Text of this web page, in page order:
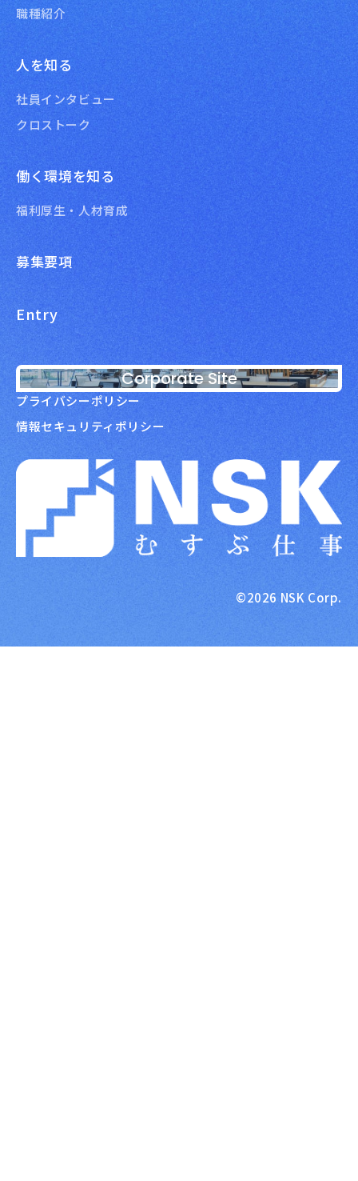
職種紹介
人を知る
社員インタビュー
クロストーク
働く環境を知る
福利厚生・人材育成
募集要項
Entry
Corporate Site
プライバシーポリシー
情報セキュリティポリシー
©2026 NSK Corp.